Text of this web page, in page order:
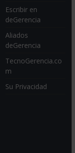
Escribir en
deGerencia
Aliados
deGerencia
TecnoGerencia.co
m
Su Privacidad